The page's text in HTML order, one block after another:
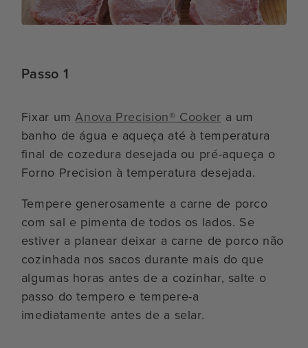
Passo 1
Fixar umAnova Precision® Cookera um
banho de água e aqueça até à temperatura
final de cozedura desejada ou pré-aqueça o
Forno Precision à temperatura desejada.
Tempere generosamente a carne de porco
com sal e pimenta de todos os lados. Se
estiver a planear deixar a carne de porco não
cozinhada nos sacos durante mais do que
algumas horas antes de a cozinhar, salte o
passo do tempero e tempere-a
imediatamente antes de a selar.